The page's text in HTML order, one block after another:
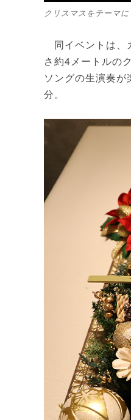
クリスマスをテーマ
同イベントは、
さ約4メートルの
ソングの生演奏
分。